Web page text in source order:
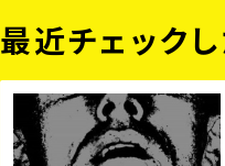
最近チェック